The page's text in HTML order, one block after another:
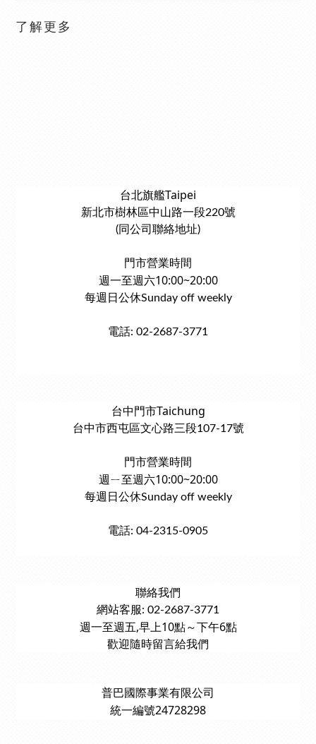
了解更多
台北旗艦Taipei
新北市樹林區中山路一段220號
(同公司聯絡地址)
門市營業時間
週一至週六10:00~20:00
每週日公休Sunday off weekly
電話: 02-2687-3771
台中門市Taichung
台中市西屯區文心路三段107-17號
門市營業時間
週ㄧ至週六10:00~20:00
每週日公休Sunday off weekly
電話: 04-2315-0905
聯絡我們
網站客服: 02-2687-3771
週一至週五,早上10點～下午6點
歡迎隨時留言給我們
普巴國際事業有限公司
統一編號24728298